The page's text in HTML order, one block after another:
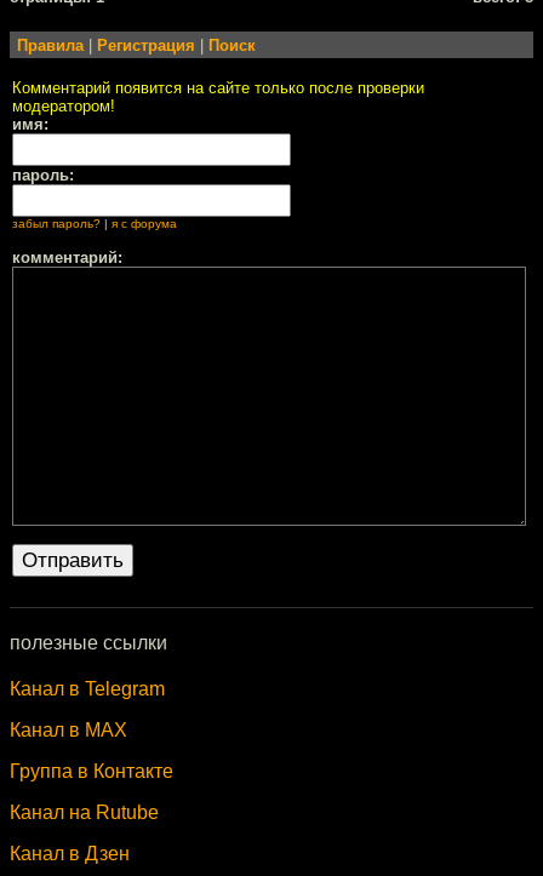
Правила| Регистрация Поиск
Комментарий появится на сайте только после проверки
модератором!
имя:
пароль:
забыл пароль? я с форума
комментарий:
полезные ссылки
Канал в Telegram
Канал в MAX
Группа в Контакте
Канал на Rutube
Канал в Дзен